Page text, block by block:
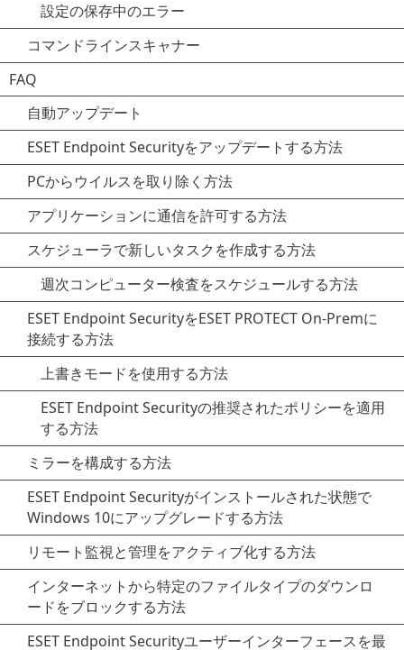
設定の保存中のエラー
コマンドラインスキャナー
FAQ
自動アップデート
ESET Endpoint Securityをアップデートする方法
PCからウイルスを取り除く方法
アプリケーションに通信を許可する方法
スケジューラで新しいタスクを作成する方法
週次コンピューター検査をスケジュールする方法
ESET Endpoint SecurityをESET PROTECT On-Premに
接続する方法
上書きモードを使用する方法
ESET Endpoint Securityの推奨されたポリシーを適用
する方法
ミラーを構成する方法
ESET Endpoint Securityがインストールされた状態で
Windows 10にアップグレードする方法
リモート監視と管理をアクティブ化する方法
インターネットから特定のファイルタイプのダウンロ
ードをブロックする方法
ESET Endpoint Securityユーザーインターフェースを最